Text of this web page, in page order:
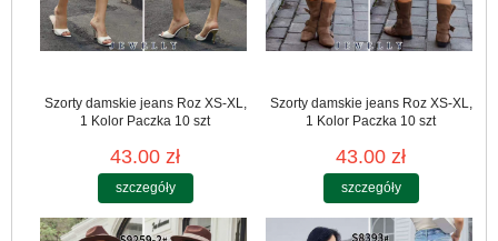
Szorty damskie jeans Roz XS-XL,
1 Kolor Paczka 10 szt
43.00 zł
szczegóły
Szorty damskie jeans Roz XS-XL,
1 Kolor Paczka 10 szt
43.00 zł
szczegóły